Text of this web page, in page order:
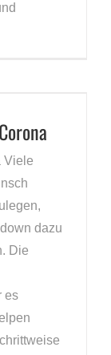
Viele
dazu
Die
es